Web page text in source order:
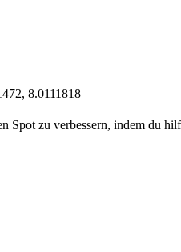
8.0111818
Spot zu verbessern, indem du